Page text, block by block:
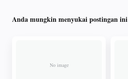
Anda mungkin menyukai postingan ini